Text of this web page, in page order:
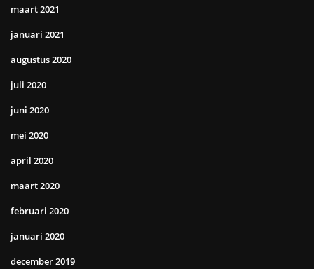
maart 2021
januari 2021
augustus 2020
juli 2020
juni 2020
mei 2020
april 2020
maart 2020
februari 2020
januari 2020
december 2019